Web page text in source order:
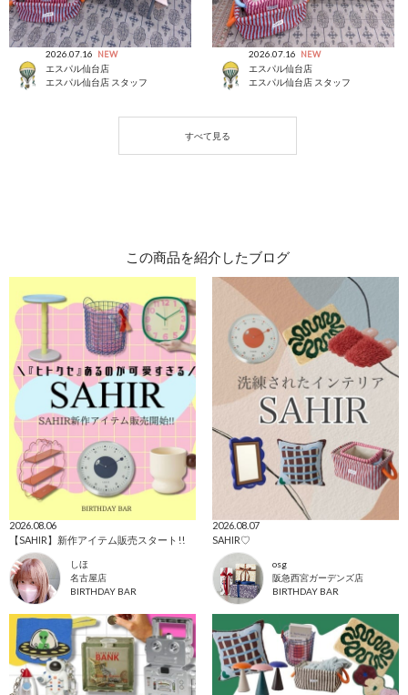
2026.07.16 NEW
エスパル仙台店
エスパル仙台店 スタッフ
2026.07.16 NEW
エスパル仙台店
エスパル仙台店 スタッフ
この商品を紹介したブログ
2026.08.06
【SAHIR】新作アイテム販売スタート!!
しほ
名古屋店
BIRTHDAY BAR
2026.08.07
SAHIR♡
osg
阪急西宮ガーデンズ店
BIRTHDAY BAR